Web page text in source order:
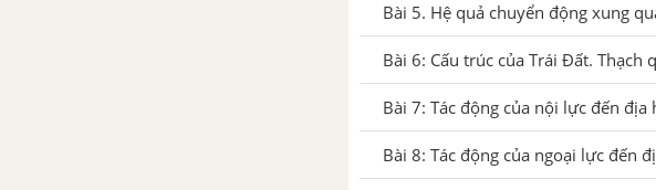
Bài 5. Hệ quả chuyển động xung
Bài 6: Cấu trúc của Trái Đất. Thạch
Bài 7: Tác động của nội lực đến
Bài 8: Tác động của ngoại lực đến